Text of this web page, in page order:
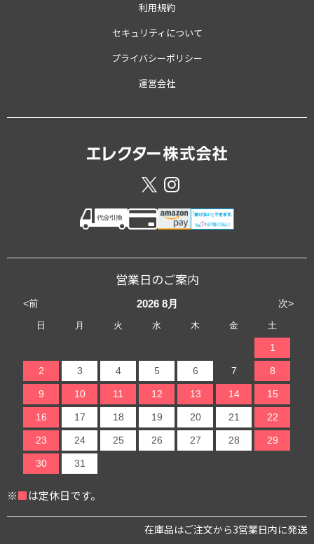
利用規約
セキュリティについて
プライバシーポリシー
運営会社
営業日のご案内
<前 次>
2026 8月
日 月 火 水 木 金 土
1
2 3 4 5 6 7 8
9 10 11 12 13 14 15
16 17 18 19 20 21 22
23 24 25 26 27 28 29
30 31
※■は定休日です。
在庫品はご注文から3営業日内に発送